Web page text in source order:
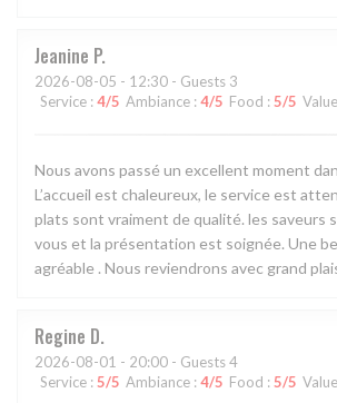
Jeanine P
2026-08-05 - 12:30 - Guests 3
Service : 4/5 Ambiance : 4/5 Food : 5/5 Value
Nous avons passé un excellent moment
L’accueil est chaleureux, le service est
plats sont vraiment de qualité. les saveurs
vous et la présentation est soignée. Une
agréable . Nous reviendrons avec grand
Regine D
2026-08-01 - 20:00 - Guests 4
Service : 5/5 Ambiance : 4/5 Food : 5/5 Value